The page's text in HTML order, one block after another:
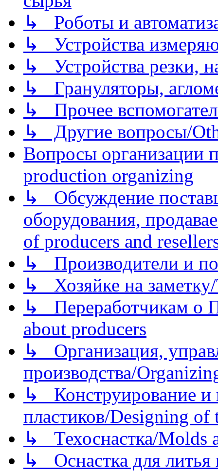
↳ Роботы и
↳ Устройства
↳ Устройства резки,
↳ Грануляторы,
↳ Прочее
↳ Другие вопросы/
Вопросы организации
production organizing
↳ Обсуждение
оборудования,
of producers and
↳ Производители и
↳ Хозяйке на
↳ Переработчикам о
about producers
↳ Организация,
производства/
↳ Конструирование и
пластиков/Designing of
↳ Техоснастка/Molds
↳ Оснастка для литья